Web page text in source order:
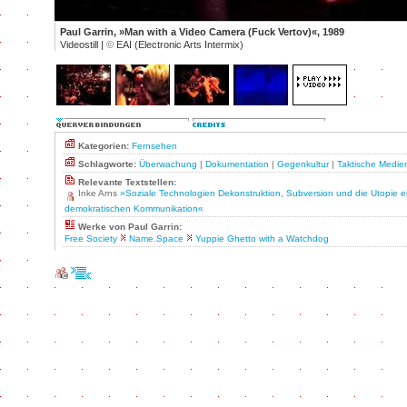
Paul Garrin, »Man with a Video Camera (Fuck Vertov)«, 1989
Videostill | © EAI (Electronic Arts Intermix)
Kategorien: Fernsehen
Schlagworte: Überwachung | Dokumentation | Gegenkultur| Taktische
Relevante Textstellen:
Inke Arns »Soziale Technologien Dekonstruktion, Subversion und die Utopie
demokratischen Kommunikation«
Werke von Paul Garrin:
Free Society
Name.Space Yuppie Ghetto with a Watchdog